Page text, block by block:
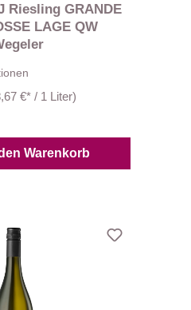
Riesling GRANDE
LAGE QW
€* / 1 Liter)
Warenkorb